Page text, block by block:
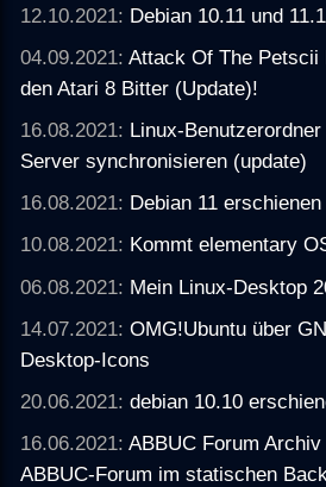
12.10.2021: Debian 10.11 und
04.09.2021:Attack Of The Petscii
den Atari 8 Bitter (Update)!
16.08.2021: Linux-
Server synchronisieren (update)
16.08.2021: Debian 11 erschienen
10.08.2021: Kommt elementary
06.08.2021: Mein Linux-Desktop
14.07.2021:OMG!Ubuntu über
Desktop-Icons
20.06.2021:debian 10.10
16.06.2021:ABBUC Forum
ABBUC-Forum im statischen